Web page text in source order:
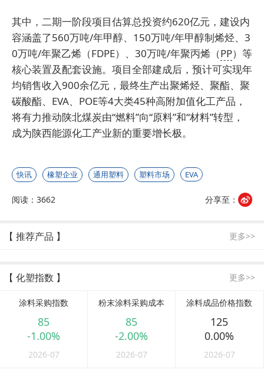
其中，二期一阶段项目估算总投资约620亿元，建设内
容涵盖了560万吨/年甲醇、150万吨/年甲醇制烯烃、3
0万吨/年聚乙烯（FDPE）、30万吨/年聚丙烯（PP）等
核心装置及配套设施。项目全部建成后，预计可实现年
均销售收入900余亿元，最终生产出聚烯烃、聚酯、聚
碳酸酯、EVA、POE等4大类45种高附加值化工产品，
将有力推动陕北煤炭由“燃料”向“原料”和“材料”转型，
成为陕西能源化工产业新的重要增长极。
快讯 橡塑企业 通用塑料 塑料市场 EVA
阅读：3662 分享至：
【 推荐产品 】 更多>>
【 化塑指数 】 更多>>
涂料采购指数
85
-1.00%
2026-07
粉末涂料采购成本
85
-2.00%
2026-07
涂料成品价格指数
125
0.00%
2026-07